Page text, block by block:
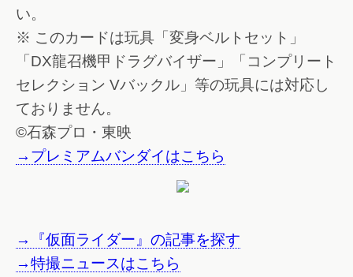
い。
※ このカードは玩具「変身ベルトセット」
「DX龍召機甲ドラグバイザー」「コンプリート
セレクション Vバックル」等の玩具には対応し
ておりません。
©石森プロ・東映
→プレミアムバンダイはこちら
→『仮面ライダー』の記事を探す
→特撮ニュースはこちら